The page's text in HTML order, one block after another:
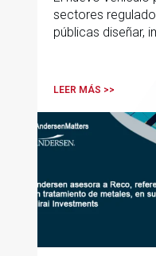
sectores
públicas diseñar,
cumplimiento
metodología
riesgos de IA y
estrategia
articulada en
LEER MÁS >>